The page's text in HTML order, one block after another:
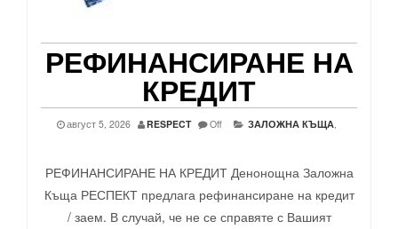
РЕФИНАНСИРАНЕ НА
КРЕДИТ
август 5, 2026 RESPECT Off ЗАЛОЖНА КЪЩА,
РЕФИНАНСИРАНЕ НА КРЕДИТ Денонощна Заложна
Къща РЕСПЕКТ предлага рефинансиране на кредит
/ заем. В случай, че не се справяте с Вашият